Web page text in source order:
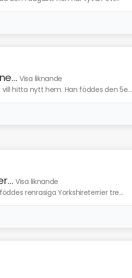
Visa liknande
hitta nytt hem. Han föddes den 5e...
Visa liknande
renrasiga Yorkshireterrier tre...